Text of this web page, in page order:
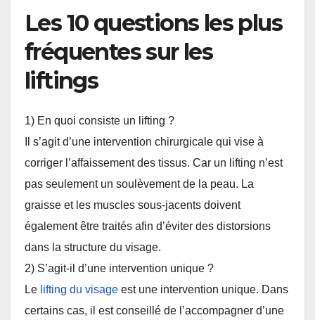
Les 10 questions les plus
fréquentes sur les
liftings
1) En quoi consiste un lifting ?
Il s’agit d’une intervention chirurgicale qui vise à
corriger l’affaissement des tissus. Car un lifting n’est
pas seulement un soulèvement de la peau. La
graisse et les muscles sous-jacents doivent
également être traités afin d’éviter des distorsions
dans la structure du visage.
2) S’agit-il d’une intervention unique ?
Le lifting du visage est une intervention unique. Dans
certains cas, il est conseillé de l’accompagner d’une